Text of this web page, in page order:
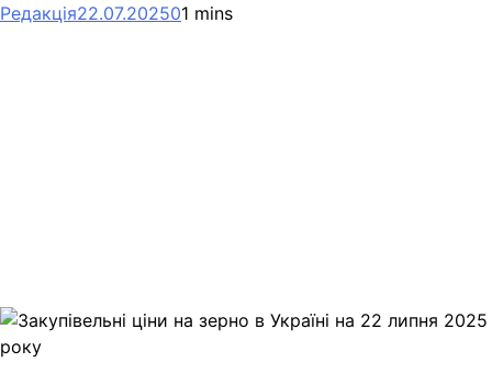
Редакція22.07.202501 mins
Link
Print